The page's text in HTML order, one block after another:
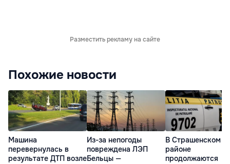
Разместить рекламу на сайте
Похожие новости
Машина
перевернулась в
результате ДТП возле
Из-за непогоды
повреждена ЛЭП
Бельцы —
В Страшенском
районе
продолжаются